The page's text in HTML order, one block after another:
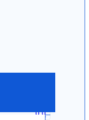
0.0